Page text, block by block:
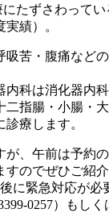
たずさわって
績）。
苦・腹痛など
内科は消化器内
二指腸・小腸・
療します。
が、午前は予約
すのでぜひご紹
に緊急対応が必
0257）もし